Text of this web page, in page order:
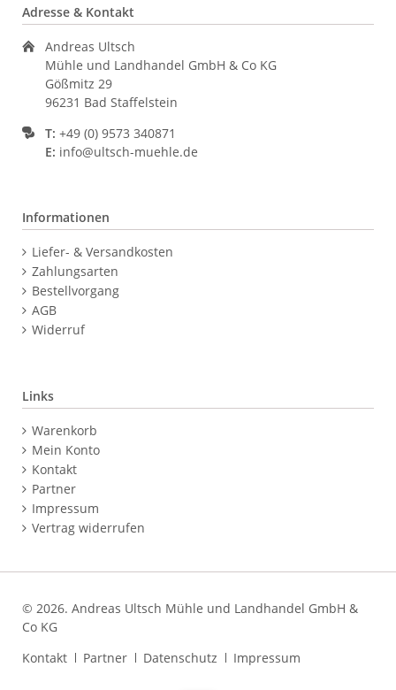
Adresse & Kontakt
Andreas Ultsch
Mühle und Landhandel GmbH & Co KG
Gößmitz 29
96231 Bad Staffelstein
T: +49 (0) 9573 340871
E: info@ultsch-muehle.de
Informationen
Navigation
überspringen
Liefer- & Versandkosten
Zahlungsarten
Bestellvorgang
AGB
Widerruf
Links
Navigation
überspringen
Warenkorb
Mein Konto
Kontakt
Partner
Impressum
Vertrag widerrufen
© 2026. Andreas Ultsch Mühle und Landhandel GmbH &
Co KG
Navigation
Kontakt Partner Datenschutz Impressum